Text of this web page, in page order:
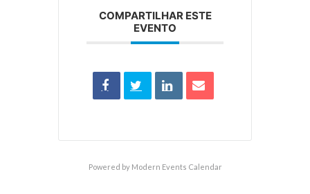
COMPARTILHAR ESTE
EVENTO
Powered by Modern Events Calendar